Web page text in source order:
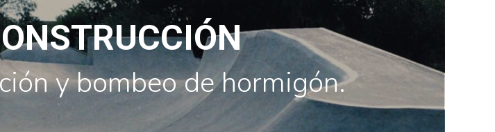
y bombeo de hormigón.